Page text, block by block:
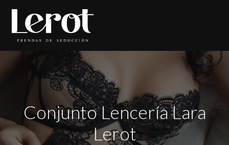
Conjunto Lencería Lara
Lerot